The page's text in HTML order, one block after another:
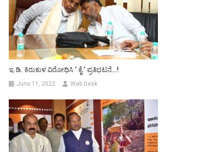
ಇ.ಡಿ. ಕಿರುಕುಳ ವಿರೋಧಿಸಿ ‘ ಕೈ ‘ ಪ್ರತಿಭಟನೆ…!
June 11, 2022 Web Desk